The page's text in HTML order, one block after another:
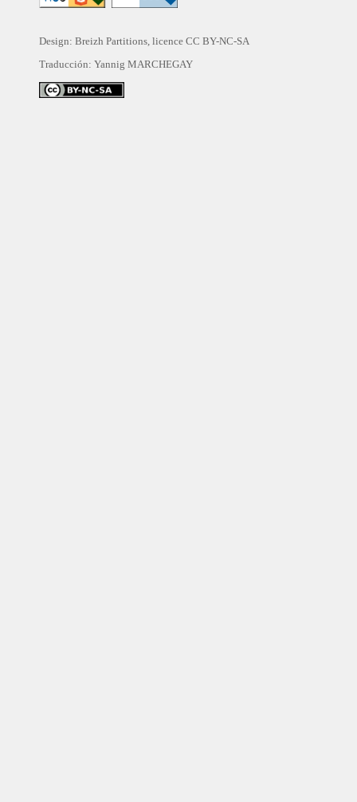
Design: Breizh Partitions, licence CC BY-NC-SA
Traducción: Yannig MARCHEGAY